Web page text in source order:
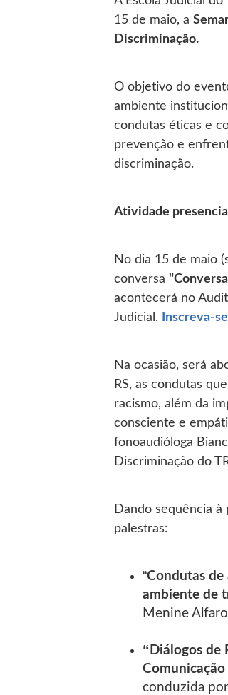
15 de maio, a
Discriminação.
O objetivo do
ambiente
condutas éticas e
prevenção e
discriminação.
Atividade
No dia 15 de maio
conversa
acontecerá no
Judicial. Inscreva-
Na ocasião, será
RS, as condutas
racismo, além da
consciente e
fonoaudióloga
Discriminação do
Dando sequência à
palestras:
“Condutas de
ambiente de
Menine
“Diálogos de
conduzida